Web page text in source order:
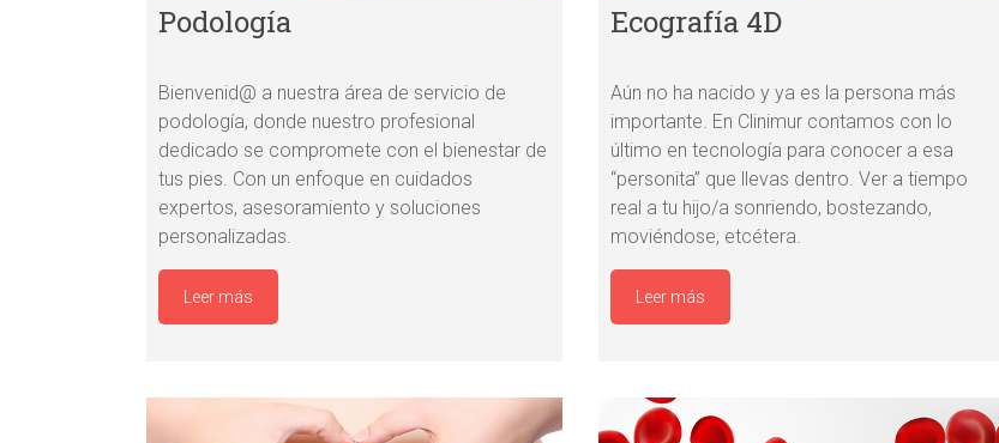
Podología
Bienvenid@ a nuestra área de servicio de
podología, donde nuestro profesional
dedicado se compromete con el bienestar de
tus pies. Con un enfoque en cuidados
expertos, asesoramiento y soluciones
personalizadas.
Leer más
Ecografía 4D
Aún no ha nacido y ya es la persona más
importante. En Clinimur contamos con lo
último en tecnología para conocer a esa
“personita” que llevas dentro. Ver a tiempo
real a tu hijo/a sonriendo, bostezando,
moviéndose, etcétera.
Leer más